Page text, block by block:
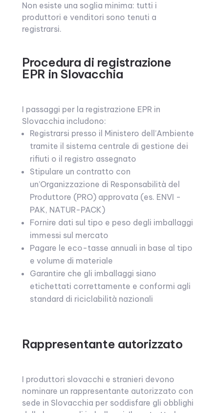
Non esiste una soglia minima: tutti i
produttori e venditori sono tenuti a
registrarsi.
Procedura di registrazione
EPR in Slovacchia
I passaggi per la registrazione EPR in
Slovacchia includono:
Registrarsi presso il Ministero dell’Ambiente
tramite il sistema centrale di gestione dei
rifiuti o il registro assegnato
Stipulare un contratto con
un’Organizzazione di Responsabilità del
Produttore (PRO) approvata (es. ENVI -
PAK, NATUR-PACK)
Fornire dati sul tipo e peso degli imballaggi
immessi sul mercato
Pagare le eco-tasse annuali in base al tipo
e volume di materiale
Garantire che gli imballaggi siano
etichettati correttamente e conformi agli
standard di riciclabilità nazionali
Rappresentante autorizzato
I produttori slovacchi e stranieri devono
nominare un rappresentante autorizzato con
sede in Slovacchia per soddisfare gli obblighi